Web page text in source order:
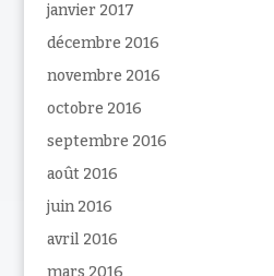
janvier 2017
décembre 2016
novembre 2016
octobre 2016
septembre 2016
août 2016
juin 2016
avril 2016
mars 2016